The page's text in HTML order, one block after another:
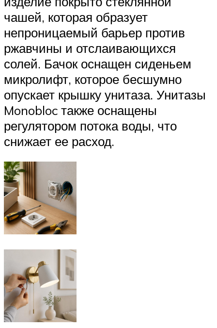
чашей, которая образует
непроницаемый барьер против
ржавчины и отслаивающихся
солей. Бачок оснащен сиденьем
микролифт, которое бесшумно
опускает крышку унитаза. Унитазы
Monobloc также оснащены
регулятором потока воды, что
снижает ее расход.